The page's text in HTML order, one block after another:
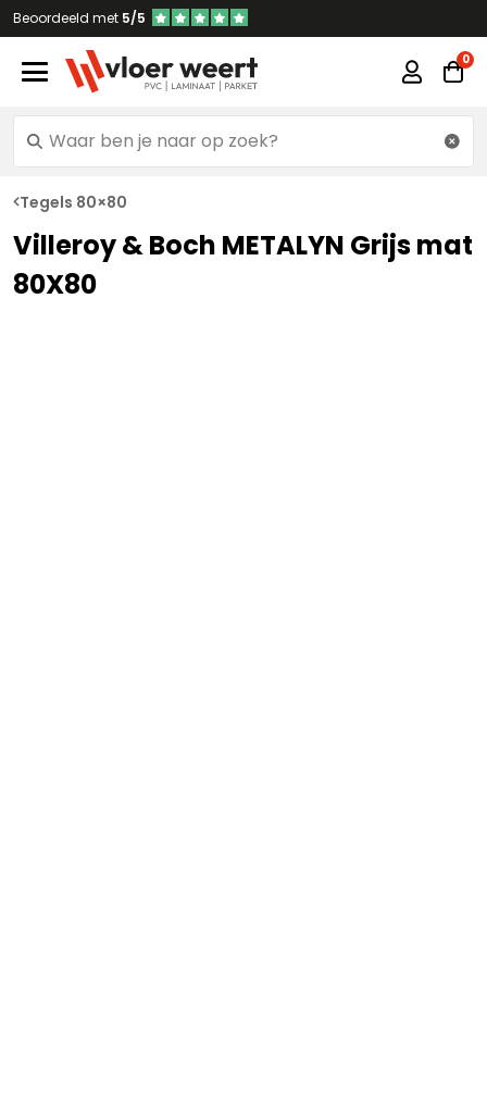
Beoordeeld met 5/5
Tegels 80×80
Villeroy & Boch METALYN Grijs mat
80X80